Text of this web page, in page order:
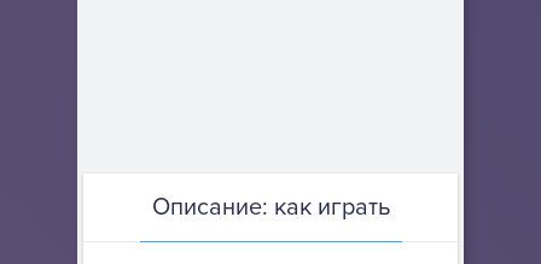
Описание: как играть